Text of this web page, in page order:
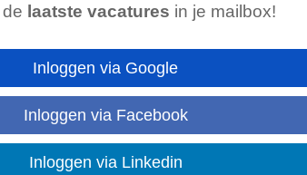
laatste redmiddel. Ben jij een goede luisteraar en
AlsVerzorgende IG...
laatste vacatures in je mailbox!
Inloggen via Google
Inloggen via Facebook
Inloggen via Linkedin